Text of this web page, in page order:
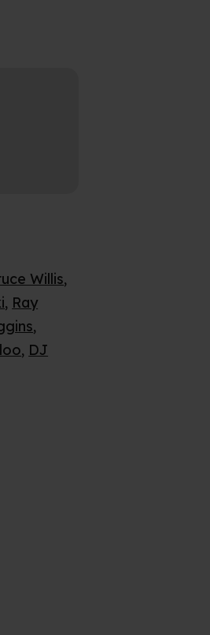
Willis,
, Ray
,
, DJ